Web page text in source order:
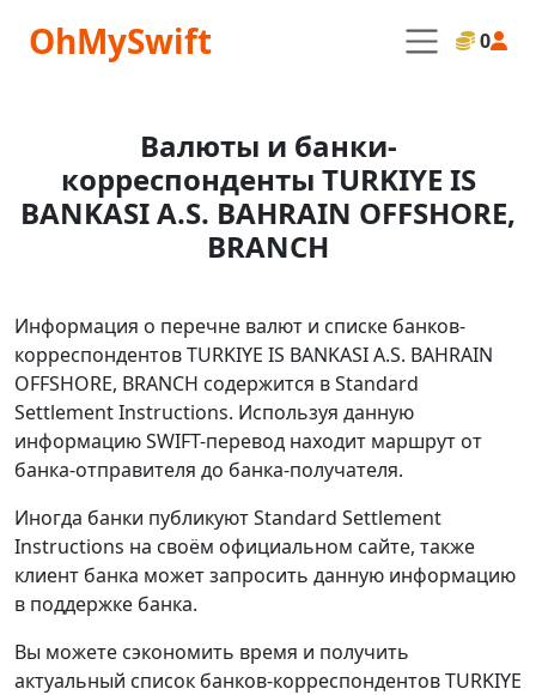
OhMySwift 0
Валюты и банки-
корреспонденты TURKIYE IS
BANKASI A.S. BAHRAIN OFFSHORE,
BRANCH
Информация о перечне валют и списке банков-
корреспондентов TURKIYE IS BANKASI A.S. BAHRAIN
OFFSHORE, BRANCH содержится в Standard
Settlement Instructions. Используя данную
информацию SWIFT-перевод находит маршрут от
банка-отправителя до банка-получателя.
Иногда банки публикуют Standard Settlement
Instructions на своём официальном сайте, также
клиент банка может запросить данную информацию
в поддержке банка.
Вы можете сэкономить время и получить
актуальный список банков-корреспондентов TURKIYE